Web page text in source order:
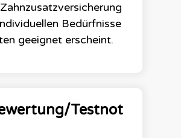
Bedürfnisse
geeignet erscheint.
Testnot